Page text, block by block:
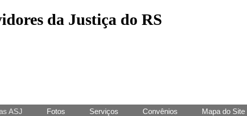
da Justiça do RS
ASJ Fotos Serviços Convênios Mapa do Site